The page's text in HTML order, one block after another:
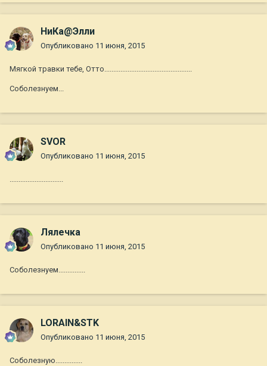
НиКа@Элли
Опубликовано 11 июня, 2015
Мягкой травки тебе, Отто.................................................
Соболезнуем...
SVOR
Опубликовано 11 июня, 2015
..............................
Лялечка
Опубликовано 11 июня, 2015
Соболезнуем...............
LORAIN&STK
Опубликовано 11 июня, 2015
Соболезную...............